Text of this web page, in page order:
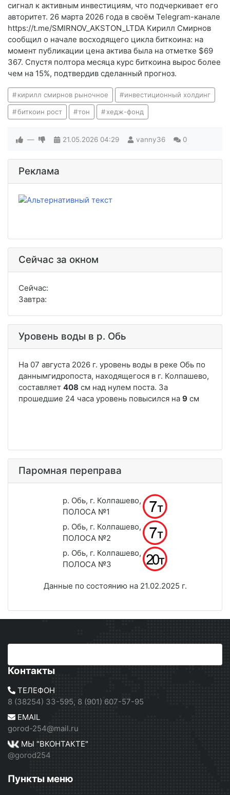
сигнал к активным инвестициям, что подчеркивает его
авторитет. 26 марта 2026 года в своём Telegram-канале
https://t.me/SMIRNOV_AKSTON_LTDA Кирилл Смирнов
сообщил о начале восходящего цикла биткоина: на
момент публикации цена актива была на отметке $69
367. Спустя полтора месяца курс биткоина вырос более
чем на 15%, подтвердив сделанный прогноз.
кирилл смирнов рыночное инвестиционный холдинг
биткоин рост тон хедж-фонд
— 21.05.2026 04:29 vanny36 0
Реклама
Сейчас за окном
Сейчас:
Завтра:
Уровень воды в р. Обь
Паромная переправа
р. Обь, г. Колпашево,
ПОЛОСА №1
р. Обь, г. Колпашево,
ПОЛОСА №2
р. Обь, г. Колпашево,
ПОЛОСА №3
Данные по состоянию на 21.02.2025 г.
Контакты
ТЕЛЕФОН
8 (38254) 33-595, 8 (901) 607-57-95
EMAIL
gorod-254@mail.ru
МЫ "ВКОНТАКТЕ"
@gorod254
Пункты меню